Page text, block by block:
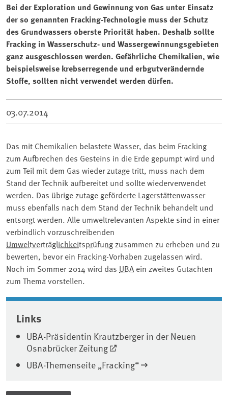
Bei der Exploration und Gewinnung von Gas unter Einsatz
der so genannten Fracking-Technologie muss der Schutz
des Grundwassers oberste Priorität haben. Deshalb sollte
Fracking in Wasserschutz- und Wassergewinnungsgebieten
ganz ausgeschlossen werden. Gefährliche Chemikalien, wie
beispielsweise krebserregende und erbgutverändernde
Stoffe, sollten nicht verwendet werden dürfen.
03.07.2014
Das mit Chemikalien belastete Wasser, das beim Fracking
zum Aufbrechen des Gesteins in die Erde gepumpt wird und
zum Teil mit dem Gas wieder zutage tritt, muss nach dem
Stand der Technik aufbereitet und sollte wiederverwendet
werden. Das übrige zutage geförderte Lagerstättenwasser
muss ebenfalls nach dem Stand der Technik behandelt und
entsorgt werden. Alle umweltrelevanten Aspekte sind in einer
verbindlich vorzuschreibenden
Umweltverträglichkeitsprüfung zusammen zu erheben und zu
bewerten, bevor ein Fracking-Vorhaben zugelassen wird.
Noch im Sommer 2014 wird das UBA ein zweites Gutachten
zum Thema vorstellen.
Associated content
Links
UBA-Präsidentin Krautzberger in der Neuen
Osnabrücker Zeitung
UBA-Themenseite „Fracking“